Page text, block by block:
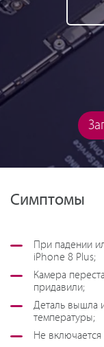
Симптомы
При падении
iPhone 8 Plus;
Камера
придавили;
Деталь вышла
температуры;
Не